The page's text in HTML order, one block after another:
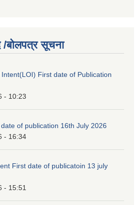
/बोलपत्र सूचना
First date of Publication
- 10:23
of publication 16th July 2026
- 16:34
First date of publicatoin 13 july
- 15:51